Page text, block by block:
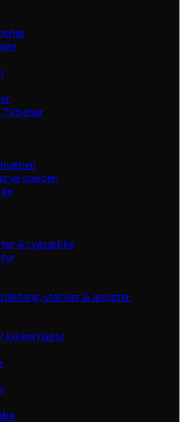
Tilbehør
bueben
& rygsække
stativer & ansigter
kikkertsigte